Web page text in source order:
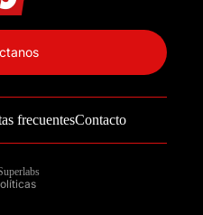
frecuentesContacto